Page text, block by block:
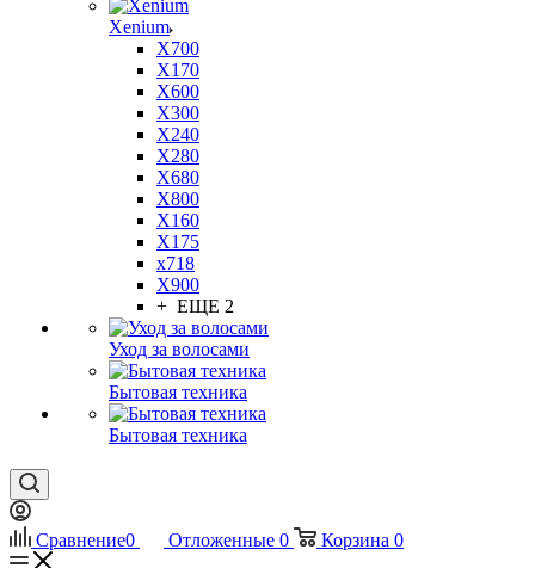
Xenium
X700
X170
X600
X300
X240
X280
X680
X800
X160
X175
x718
X900
+ ЕЩЕ 2
Уход за волосами
Бытовая техника
Бытовая техника
Сравнение0 Отложенные 0 Корзина 0